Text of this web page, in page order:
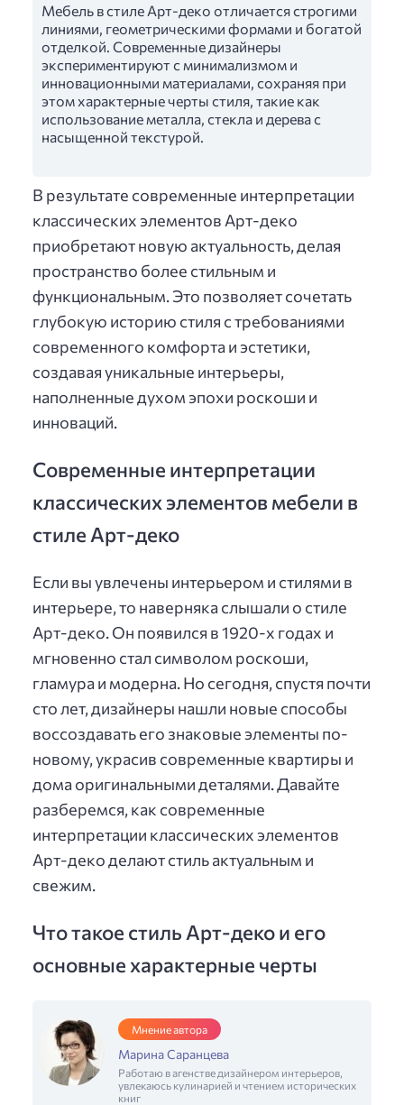
Мебель в стиле Арт-деко отличается строгими
линиями, геометрическими формами и богатой
отделкой. Современные дизайнеры
экспериментируют с минимализмом и
инновационными материалами, сохраняя при
этом характерные черты стиля, такие как
использование металла, стекла и дерева с
насыщенной текстурой.
В результате современные интерпретации
классических элементов Арт-деко
приобретают новую актуальность, делая
пространство более стильным и
функциональным. Это позволяет сочетать
глубокую историю стиля с требованиями
современного комфорта и эстетики,
создавая уникальные интерьеры,
наполненные духом эпохи роскоши и
инноваций.
Современные интерпретации
классических элементов мебели в
стиле Арт-деко
Если вы увлечены интерьером и стилями в
интерьере, то наверняка слышали о стиле
Арт-деко. Он появился в 1920-х годах и
мгновенно стал символом роскоши,
гламура и модерна. Но сегодня, спустя почти
сто лет, дизайнеры нашли новые способы
воссоздавать его знаковые элементы по-
новому, украсив современные квартиры и
дома оригинальными деталями. Давайте
разберемся, как современные
интерпретации классических элементов
Арт-деко делают стиль актуальным и
свежим.
Что такое стиль Арт-деко и его
основные характерные черты
Мнение автора
Марина Саранцева
Работаю в агенстве дизайнером интерьеров,
увлекаюсь кулинарией и чтением исторических
книг